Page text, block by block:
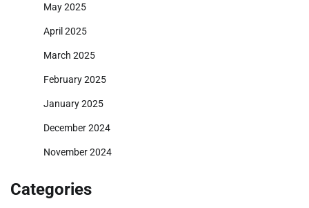
May 2025
April 2025
March 2025
February 2025
January 2025
December 2024
November 2024
Categories